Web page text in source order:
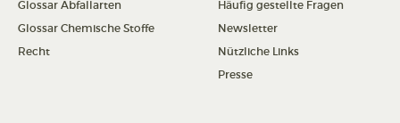
Glossar Abfallarten
Glossar Chemische Stoffe
Recht
Häufig gestellte Fragen
Newsletter
Nützliche Links
Presse